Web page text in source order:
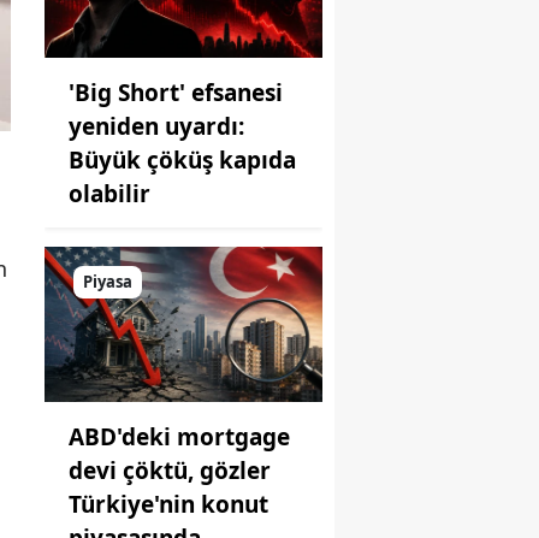
'Big Short' efsanesi
yeniden uyardı:
Büyük çöküş kapıda
olabilir
Piyasa
ABD'deki mortgage
devi çöktü, gözler
Türkiye'nin konut